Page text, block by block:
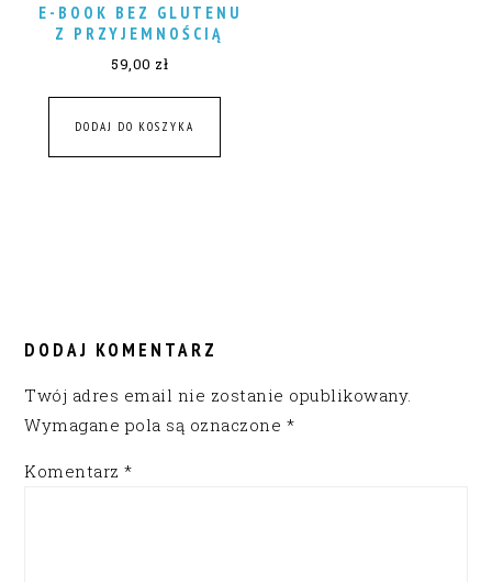
E-BOOK BEZ GLUTENU
Z PRZYJEMNOŚCIĄ
59,00 zł
DODAJ DO KOSZYKA
INTERACTIONS
DODAJ KOMENTARZ
Twój adres email nie zostanie opublikowany.
Wymagane pola są oznaczone *
Komentarz*